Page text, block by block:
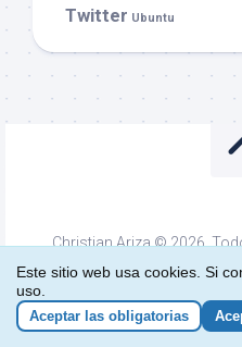
Twitter Ubuntu
Christian Ariza © 2026.
Funciona con
Este sitio web usa cookies. Si
uso.
Aceptar las obligatorias